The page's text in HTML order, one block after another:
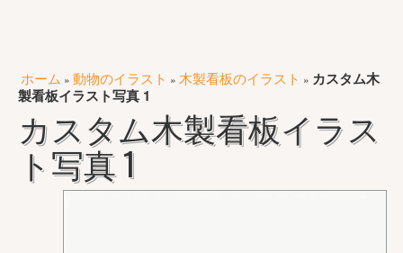
ホーム » 動物のイラスト » 木製看板のイラスト » カスタム木
製看板イラスト写真 1
カスタム木製看板イラス
ト写真 1